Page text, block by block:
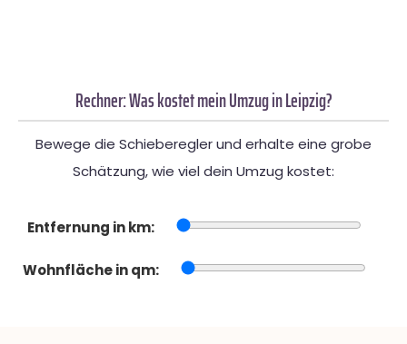
Rechner: Was kostet mein Umzug in Leipzig?
Bewege die Schieberegler und erhalte eine grobe
Schätzung, wie viel dein Umzug kostet:
Entfernung in km:
Wohnfläche in qm: